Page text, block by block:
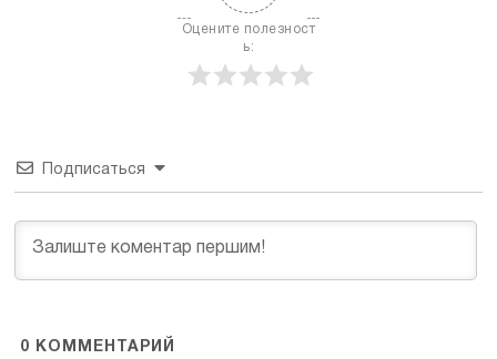
Оцените полезност
ь:
Подписаться
0 КОММЕНТАРИЙ